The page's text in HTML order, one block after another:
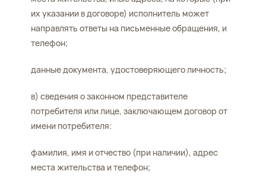
их указании в договоре) исполнитель может
направлять ответы на письменные обращения, и
телефон;
данные документа, удостоверяющего личность;
в) сведения о законном представителе
потребителя или лице, заключающем договор от
имени потребителя:
фамилия, имя и отчество (при наличии), адрес
места жительства и телефон;